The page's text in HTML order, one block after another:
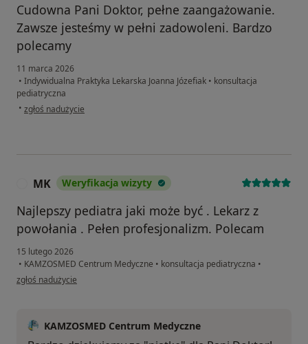
Cudowna Pani Doktor, pełne zaangażowanie.
Zawsze jesteśmy w pełni zadowoleni. Bardzo
polecamy
11 marca 2026
• Indywidualna Praktyka Lekarska Joanna Józefiak • konsultacja
pediatryczna
• w opinii użytkownika K.B
zgłoś nadużycie
MK Weryfikacja wizyty
Najlepszy pediatra jaki może być . Lekarz z
powołania . Pełen profesjonalizm. Polecam
15 lutego 2026
• KAMZOSMED Centrum Medyczne • konsultacja pediatryczna •
w opinii użytkownika MK
zgłoś nadużycie
KAMZOSMED Centrum Medyczne